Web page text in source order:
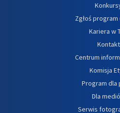
Zgłoś program
Kariera w
Kontakt
Centrum
Komisja
Program dla
Dla
Serwis